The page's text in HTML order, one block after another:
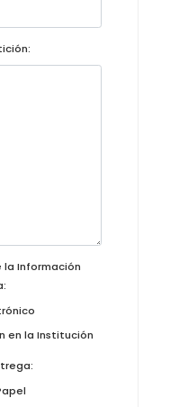
la Información
en la Institución